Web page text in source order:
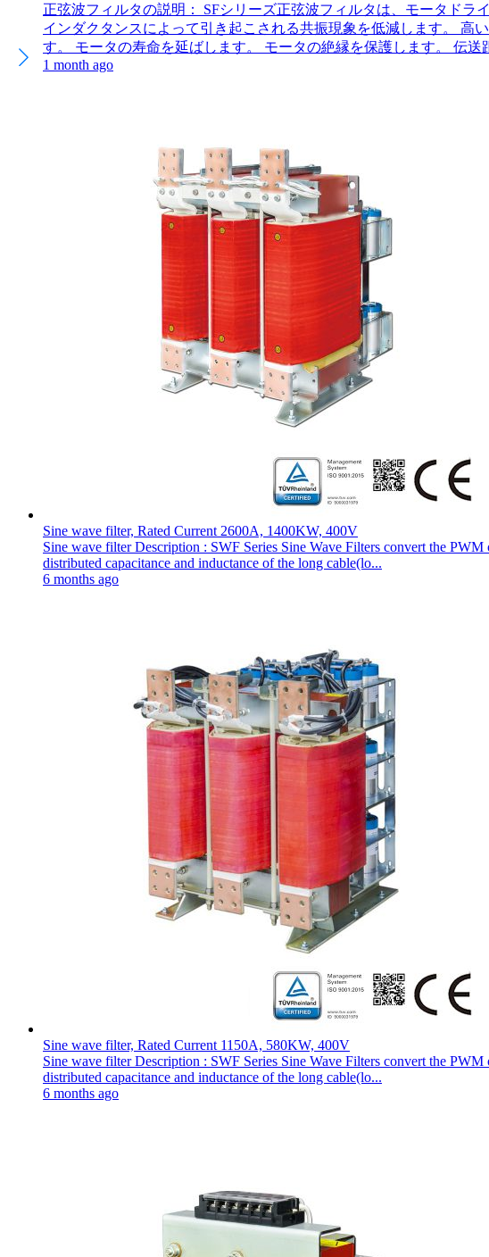
正弦波フィルタの説明： SFシリーズ正弦波フィルタは、モータド
インダクタンスによって引き起こされる共振現象を低減します。 高
す。 モータの寿命を延ばします。 モータの絶縁を保護します。 伝
1 month ago
Sine wave filter, Rated Current 2600A, 1400KW, 400V
Sine wave filter Description : SWF Series Sine Wave Filters convert the
distributed capacitance and inductance of the long cable(lo...
6 months ago
Sine wave filter, Rated Current 1150A, 580KW, 400V
Sine wave filter Description : SWF Series Sine Wave Filters convert the
distributed capacitance and inductance of the long cable(lo...
6 months ago